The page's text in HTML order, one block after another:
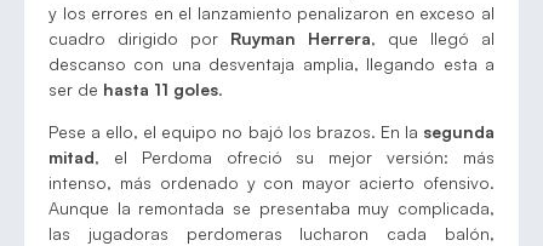
y los errores en el lanzamiento penalizaron en exceso al
cuadro dirigido por Ruyman Herrera, que llegó al
descanso con una desventaja amplia, llegando esta a
ser de hasta 11 goles.
Pese a ello, el equipo no bajó los brazos. En la segunda
mitad, el Perdoma ofreció su mejor versión: más
intenso, más ordenado y con mayor acierto ofensivo.
Aunque la remontada se presentaba muy complicada,
las jugadoras perdomeras lucharon cada balón,